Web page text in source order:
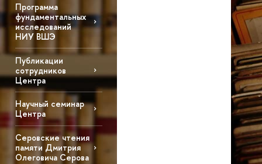
Программа
фундаментальных
исследований
НИУ ВШЭ
Публикации
сотрудников
Центра
Научный семинар
Центра
Серовские чтения
памяти Дмитрия
Олеговича Серова